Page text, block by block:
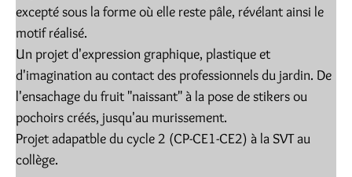
excepté sous la forme où elle reste pâle, révélant ainsi le
motif réalisé.
Un projet d'expression graphique, plastique et
d'imagination au contact des professionnels du jardin. De
l'ensachage du fruit "naissant" à la pose de stikers ou
pochoirs créés, jusqu'au murissement.
Projet adapatble du cycle 2 (CP-CE1-CE2) à la SVT au
collège.